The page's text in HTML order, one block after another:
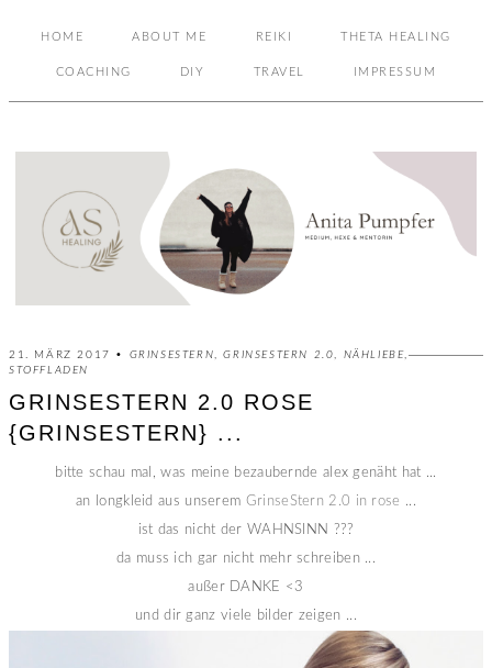
HOME ABOUT ME REIKI THETA HEALING
COACHING DIY TRAVEL IMPRESSUM
21. MÄRZ 2017 • GRINSESTERN ,GRINSESTERN 2.0 NÄHLIEBE ,
STOFFLADEN
GRINSESTERN 2.0 ROSE
{GRINSESTERN} ...
bitte schau mal, was meine bezaubernde alex genäht hat ...
an longkleid aus unserem GrinseStern 2.0 in rose ...
ist das nicht der WAHNSINN ???
da muss ich gar nicht mehr schreiben ...
außer DANKE <3
und dir ganz viele bilder zeigen ...